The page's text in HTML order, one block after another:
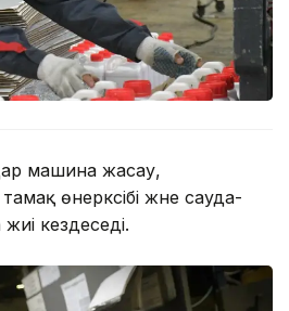
машина жасау,
өнеркәсібі және сауда-
кездеседі.